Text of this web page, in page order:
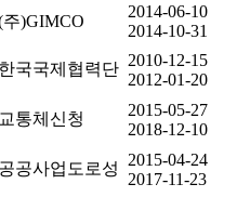
주)GIMCO
2014-06-10
2014-10-31
한국국제협력단 2010-12-15
2012-01-20
교통체신청
2015-05-27
2018-12-10
공공사업도로성
2015-04-24
2017-11-23